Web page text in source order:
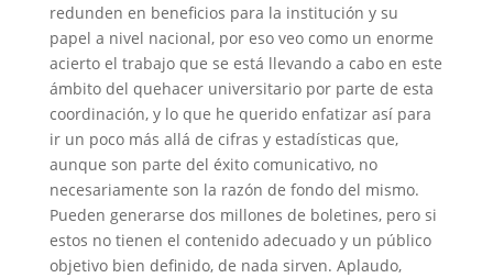
redunden en beneficios para la institución y su
papel a nivel nacional, por eso veo como un enorme
acierto el trabajo que se está llevando a cabo en este
ámbito del quehacer universitario por parte de esta
coordinación, y lo que he querido enfatizar así para
ir un poco más allá de cifras y estadísticas que,
aunque son parte del éxito comunicativo, no
necesariamente son la razón de fondo del mismo.
Pueden generarse dos millones de boletines, pero si
estos no tienen el contenido adecuado y un público
objetivo bien definido, de nada sirven. Aplaudo,